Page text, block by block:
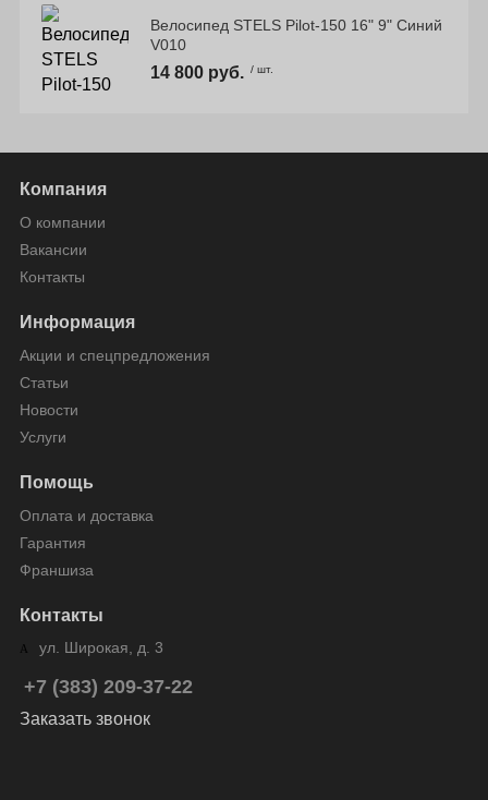
Велосипед STELS Pilot-150 16" 9" Синий
V010
14 800 руб. / шт.
Компания
О компании
Вакансии
Контакты
Информация
Акции и спецпредложения
Статьи
Новости
Услуги
Помощь
Оплата и доставка
Гарантия
Франшиза
Контакты
ул. Широкая, д. 3
+7 (383) 209-37-22
Заказать звонок